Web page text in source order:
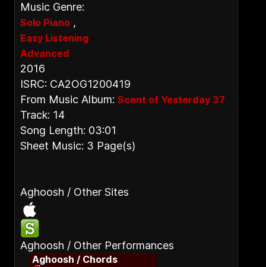
Music Genre:
Solo Piano ,
Easy Listening
Advanced
2016
ISRC: CA2OG1200419
From Music Album:Scent of Yesterday 37
Track: 14
Song Length: 03:01
Sheet Music: 3 Page(s)
Aghoosh / Other Sites
Aghoosh / Other Performances
Aghoosh / Chords